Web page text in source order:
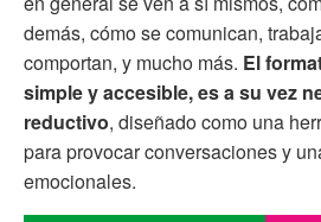
demás, cómo se comunican,
comportan, y mucho más. El
simple y accesible, es a su vez
reductivo, diseñado como una
para provocar conversaciones y
emocionales.